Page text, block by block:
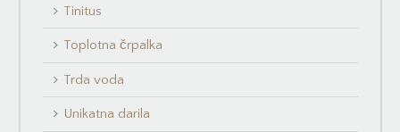
Tinitus
Toplotna črpalka
Trda voda
Unikatna darila